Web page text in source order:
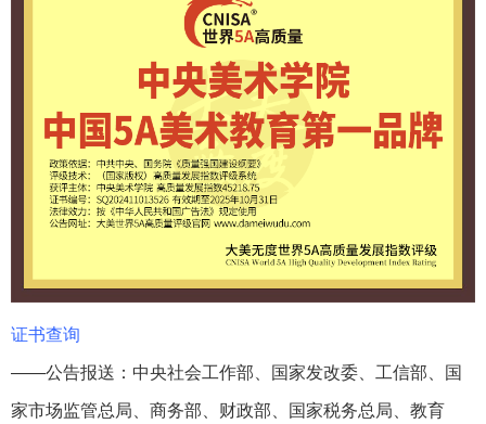
证书查询
——公告报送：中央社会工作部、国家发改委、工信部、国
家市场监管总局、商务部、财政部、国家税务总局、教育